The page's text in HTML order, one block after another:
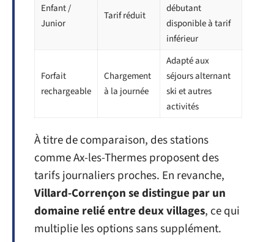
Enfant /
Junior
Tarif réduit
débutant
disponible à tarif
inférieur
Forfait
rechargeable
Chargement
à la journée
Adapté aux
séjours alternant
ski et autres
activités
À titre de comparaison, des stations
comme Ax-les-Thermes proposent des
tarifs journaliers proches. En revanche,
Villard-Corrençon se distingue par un
domaine relié entre deux villages, ce qui
multiplie les options sans supplément.